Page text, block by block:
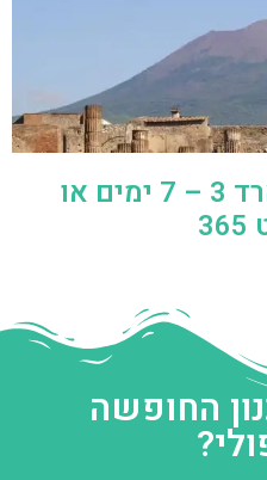
קמפניה פאס: ארטקארד 3 – 7 ימים או
החופשה